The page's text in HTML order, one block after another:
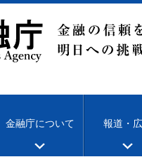
金融庁について 報道・